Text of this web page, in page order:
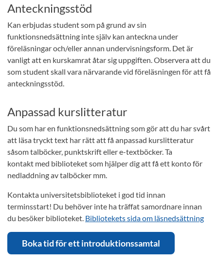
Anteckningsstöd
Kan erbjudas student som på grund av sin
funktionsnedsättning inte själv kan anteckna under
föreläsningar och/eller annan undervisningsform. Det är
vanligt att en kurskamrat åtar sig uppgiften. Observera att du
som student skall vara närvarande vid föreläsningen för att få
anteckningsstöd.
Anpassad kurslitteratur
Du som har en funktionsnedsättning som gör att du har svårt
att läsa tryckt text har rätt att få anpassad kurslitteratur
såsom talböcker, punktskrift eller e-textböcker. Ta
kontakt med biblioteket som hjälper dig att få ett konto för
nedladdning av talböcker mm.
Kontakta universitetsbiblioteket i god tid innan
terminsstart! Du behöver inte ha träffat samordnare innan
du besöker biblioteket. Bibliotekets sida om läsnedsättning
Boka tid för ett introduktionssamtal